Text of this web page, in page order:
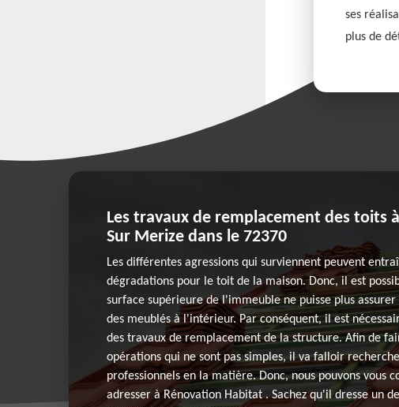
ses
plus de
Les travaux de remplacement des toits
Sur Merize dans le 72370
Les différentes agressions qui surviennent peuvent
dégradations pour le toit de la maison. Donc, il est
surface supérieure de l'immeuble ne puisse plus
des meublés à l'intérieur. Par conséquent, il est
des travaux de remplacement de la structure. Afin de
opérations qui ne sont pas simples, il va falloir
professionnels en la matière. Donc, nous pouvons vous
adresser à Rénovation Habitat . Sachez qu'il dresse un